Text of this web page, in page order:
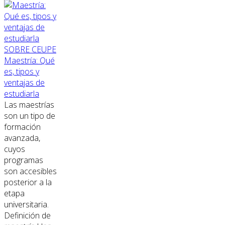
SOBRE CEUPE
Maestría: Qué
es, tipos y
ventajas de
estudiarla
Las maestrías
son un tipo de
formación
avanzada,
cuyos
programas
son accesibles
posterior a la
etapa
universitaria.
Definición de